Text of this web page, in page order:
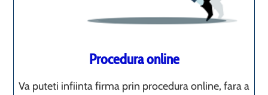
Procedura online
Va puteti infiinta firma prin procedura online, fara a